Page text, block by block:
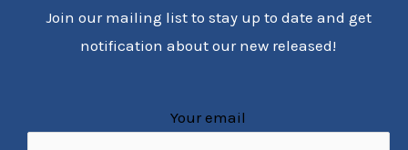
Join our mailing list to stay up to date and get
notification about our new released!
Your email